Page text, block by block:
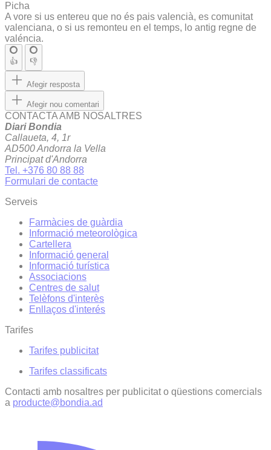
Picha
A vore si us entereu que no és pais valencià, es comunitat
valenciana, o si us remonteu en el temps, lo antig regne de
valéncia.
👍 👎
Afegir resposta
Afegir nou comentari
CONTACTA AMB NOSALTRES
Diari Bondia
Callaueta, 4, 1r
AD500 Andorra la Vella
Principat d'Andorra
Tel. +376 80 88 88
Formulari de contacte
Serveis
Farmàcies de guàrdia
Informació meteorològica
Cartellera
Informació general
Informació turística
Associacions
Centres de salut
Telèfons d'interès
Enllaços d'interés
Tarifes
Tarifes publicitat
Tarifes classificats
Contacti amb nosaltres per publicitat o qüestions comercials
a producte@bondia.ad